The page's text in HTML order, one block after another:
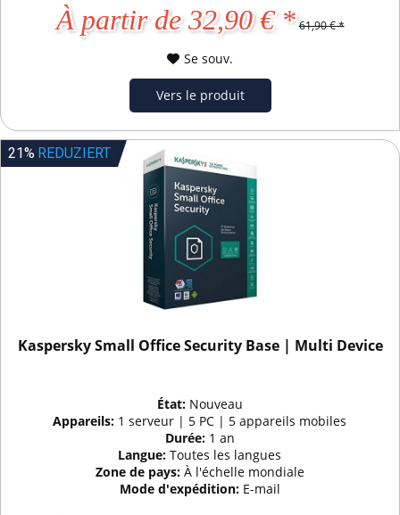
À partir de 32,90 € * 61,90 € *
Se souv.
Vers le produit
21% REDUZIERT
Kaspersky Small Office Security Base | Multi Device
État: Nouveau
Appareils: 1 serveur | 5 PC | 5 appareils mobiles
Durée: 1 an
Langue:Toutes les langues
Zone de pays: À l'échelle mondiale
Mode d'expédition: E-mail